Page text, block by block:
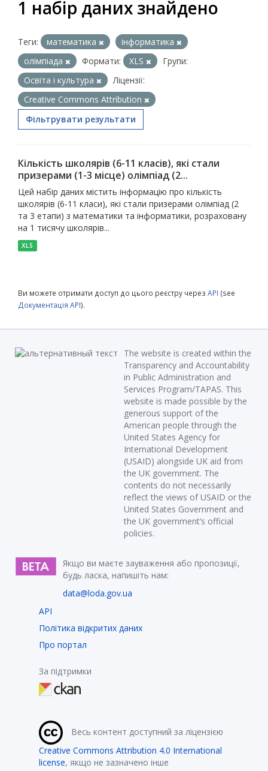
1 набір даних знайдено
Теги: математика
інформатика
олімпіада
Формати: XLS
Групи:
Освіта і культура
Ліцензії:
Creative Commons Attribution
Фільтрувати результати
Кількість школярів (6-11 класів), які стали
призерами (1-3 місце) олімпіад (2...
Цей набір даних містить інформацію про кількість
школярів (6-11 класи), які стали призерами олімпіад (2
та 3 етапи) з математики та інформатики, розраховану
на 1 тисячу школярів...
XLS
Ви можете отримати доступ до цього реєстру через API (see
Документація API).
The website is created within the
Transparency and Accountability
in Public Administration and
Services Program/TAPAS. This
website is made possible by the
generous support of the
American people through the
United States Agency for
International Development
(USAID) alongside UK aid from
the UK government. The
contents do not necessarily
reflect the views of USAID or the
United States Government and
the UK government’s official
policies.
Якщо ви маєте зауваження або пропозиції,
будь ласка, напишіть нам:
data@loda.gov.ua
API
Політика відкритих даних
Про портал
За підтримки
Весь контент доступний за ліцензією
Creative Commons Attribution 4.0 International
license, якщо не зазначено інше